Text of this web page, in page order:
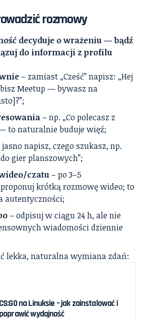
rozmowy
decyduje o wrażeniu — bądź
do informacji z profilu
– zamiast „Cześć” napisz: „Hej
Meetup — bywasz na
– np. „Co polecasz z
to naturalnie buduje więź;
jasno napisz, czego szukasz, np.
gier planszowych”;
czatu– po 3–5
krótką rozmowę wideo; to
autentyczności;
– odpisuj w ciągu 24 h, ale nie
wiadomości dziennie
lekka, naturalna wymiana zdań:
CS:GO na Linuksie – jak zainstalować i
poprawić wydajność